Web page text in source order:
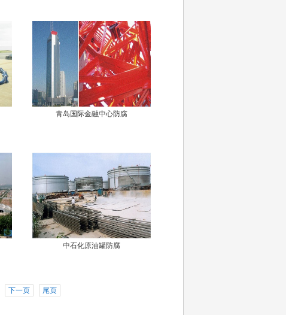
青岛国际金融中心防腐
中石化原油罐防腐
下一页 尾页